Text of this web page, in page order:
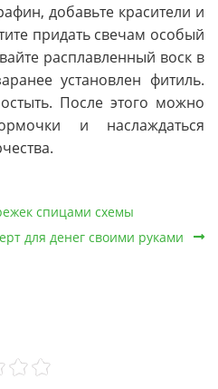
добавьте красители и
придать свечам особый
расплавленный воск в
установлен фитиль.
После этого можно
и наслаждаться
спицами схемы
для денег своими руками